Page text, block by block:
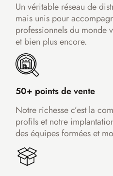
Un véritable réseau de
mais unis pour
professionnels du monde
et bien plus encore.
50+ points de vente
Notre richesse c’est la
profils et notre
des équipes formées et